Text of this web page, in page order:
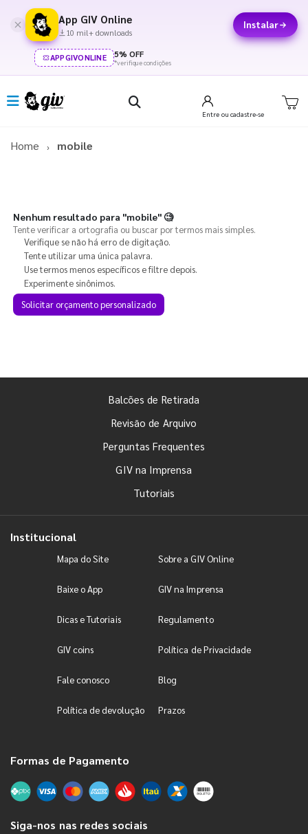
App GIV Online
10 mil+ downloads
Instalar
APPGIVONLINE 5% OFF
*verifique condições
Entre ou cadastre-se
Home mobile
Nenhum resultado para "mobile"🧐
Tente verificar a ortografia ou buscar por termos mais simples.
Verifique se não há erro de digitação.
Tente utilizar uma única palavra.
Use termos menos específicos e filtre depois.
Experimente sinônimos.
Solicitar orçamento personalizado
Balcões de Retirada
Revisão de Arquivo
Perguntas Frequentes
GIV na Imprensa
Tutoriais
Institucional
Mapa do Site Sobre a GIV Online
Baixe o App GIV na Imprensa
Dicas e Tutoriais Regulamento
GIV coins Política de Privacidade
Fale conosco Blog
Política de devolução Prazos
Formas de Pagamento
Siga-nos nas redes sociais